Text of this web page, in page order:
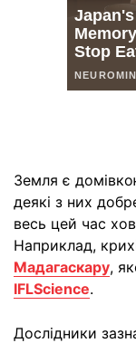
Земля є
деякі з них
весь цей час
Наприклад,
Мадагаскару,
IFLScience.
Дослідники